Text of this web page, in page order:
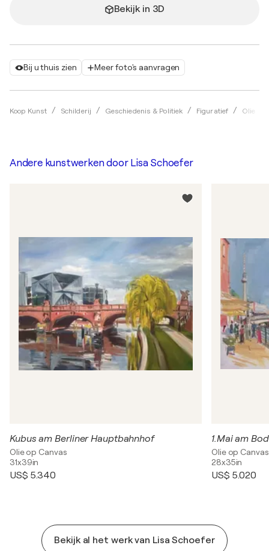
Bij u thuis zien Meer foto's aanvragen
Koop Kunst Schilderij Geschiedenis & Politiek Figuratief Olie
Bekijk in 3D
Andere kunstwerken door Lisa Schoefer
Kubus am Berliner Hauptbahnhof
Olie op Canvas
31x39in
US$ 5.340
1.Mai am
Olie op Canvas
28x35in
US$ 5.020
Bekijk al het werk van Lisa Schoefer